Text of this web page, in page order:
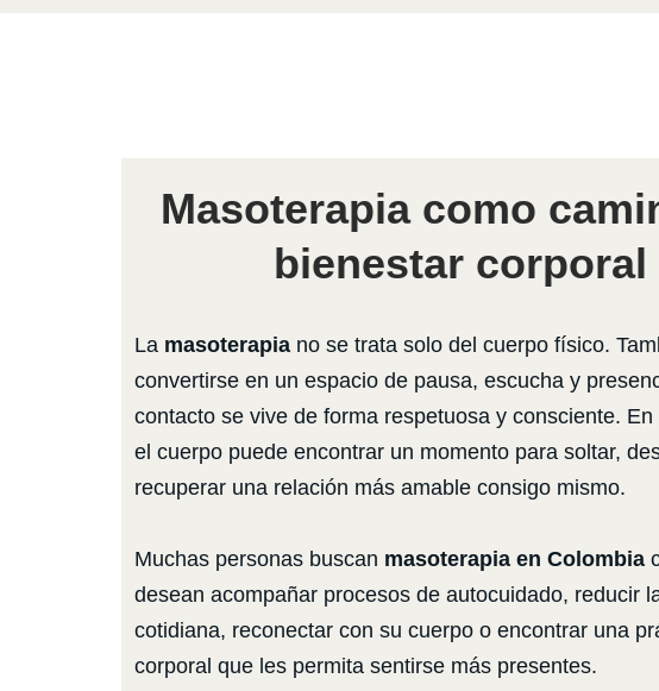
Masoterapia como
bienestar corporal
La masoterapiano se trata solo del cuerpo físico.
convertirse en un espacio de pausa, escucha y
contacto se vive de forma respetuosa y consciente. En
el cuerpo puede encontrar un momento para soltar,
recuperar una relación más amable consigo mismo.
Muchas personas buscan masoterapia en Colombia
desean acompañar procesos de autocuidado, reducir
cotidiana, reconectar con su cuerpo o encontrar una
corporal que les permita sentirse más presentes.